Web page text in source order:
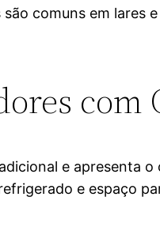
comuns em lares
e apresenta
e espaço